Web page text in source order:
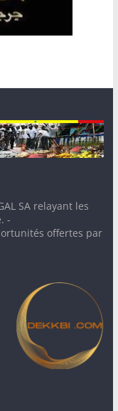
SA relayant les
-
offertes par